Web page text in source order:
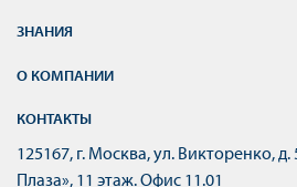
ЗНАНИЯ
О КОМПАНИИ
КОНТАКТЫ
125167, г. Москва, ул. Викторенко,
Плаза», 11 этаж. Офис 11.01